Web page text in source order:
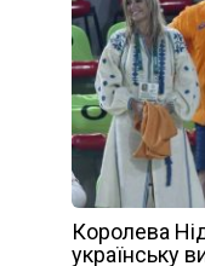
Королева
українську